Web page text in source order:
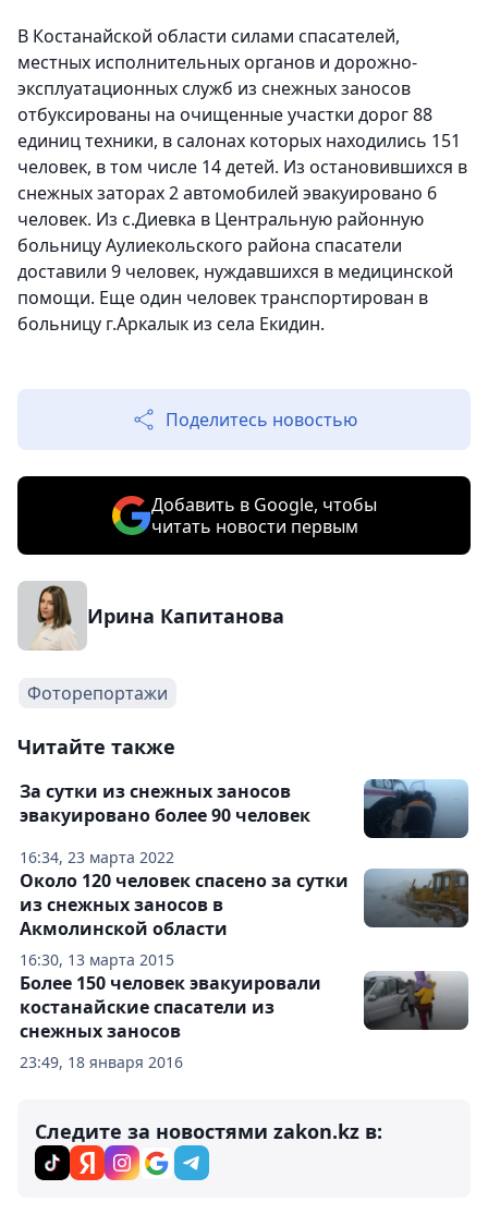
В Костанайской области силами спасателей,
местных исполнительных органов и дорожно-
эксплуатационных служб из снежных заносов
отбуксированы на очищенные участки дорог 88
единиц техники, в салонах которых находились 151
человек, в том числе 14 детей. Из остановившихся в
снежных заторах 2 автомобилей эвакуировано 6
человек. Из с.Диевка в Центральную районную
больницу Аулиекольского района спасатели
доставили 9 человек, нуждавшихся в медицинской
помощи. Еще один человек транспортирован в
больницу г.Аркалык из села Екидин.
Поделитесь новостью
Добавить в Google, чтобы
читать новости первым
Ирина Капитанова
Фоторепортажи
Читайте также
16:34, 23 марта 2022
За сутки из снежных заносов
эвакуировано более 90 человек
16:30, 13 марта 2015
Около 120 человек спасено за сутки
из снежных заносов в
Акмолинской области
23:49, 18 января 2016
Более 150 человек эвакуировали
костанайские спасатели из
снежных заносов
Следите за новостями zakon.kz в: